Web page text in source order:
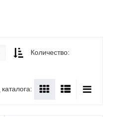
Количество: